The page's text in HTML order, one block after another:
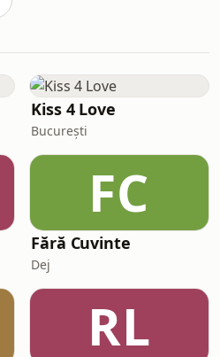
Kiss 4 Love
București
FC
Fără Cuvinte
Dej
RL